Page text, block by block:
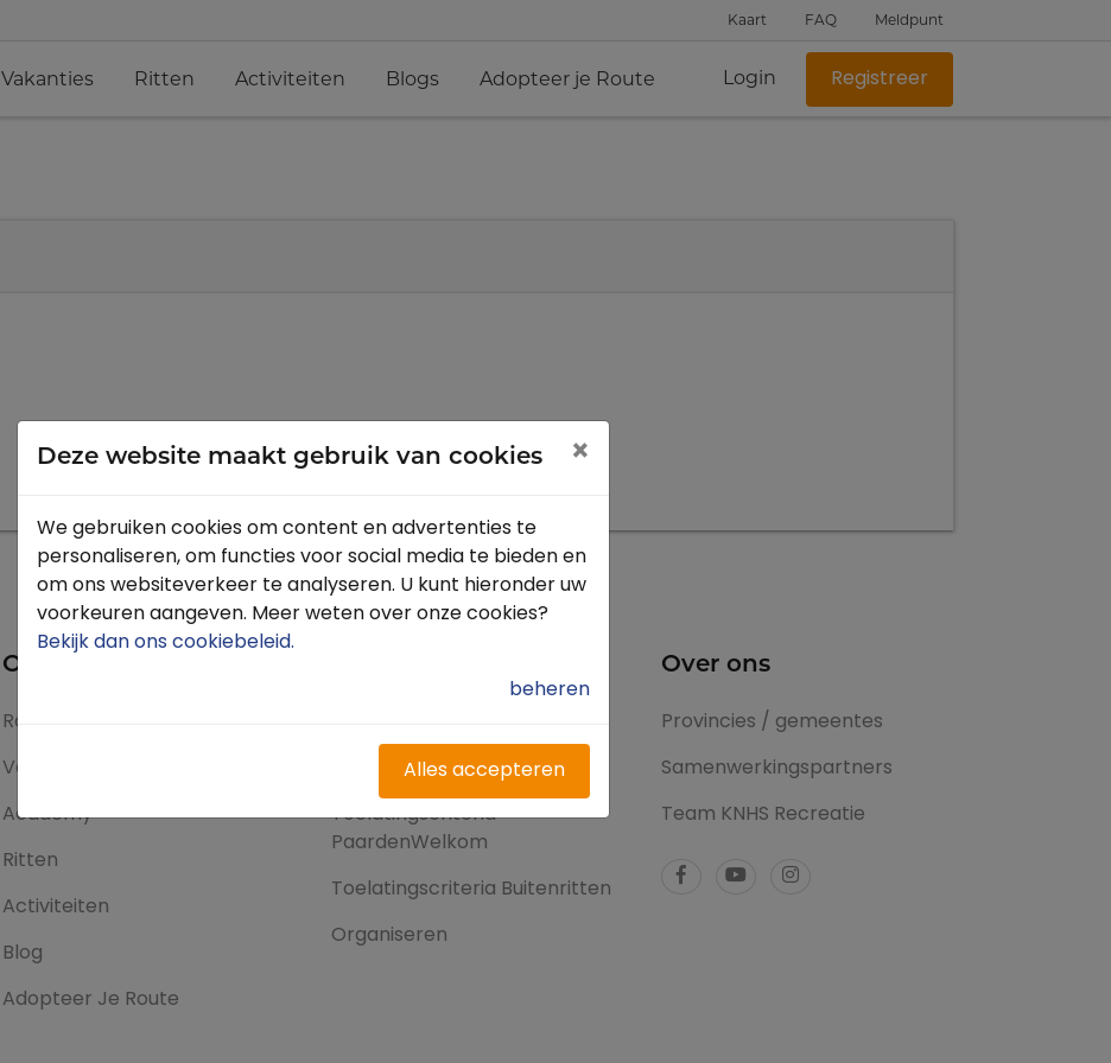
Kaart FAQ Meldpunt
Vakanties Ritten Activiteiten Blogs Adopteer je Route Login Registreer
Ontdek meer
Routes
Vakanties
Academy
Ritten
Activiteiten
Blog
Adopteer Je Route
Buitenrit aanmelden
Toelatingscriteria
PaardenWelkom
Toelatingscriteria Buitenritten
Organiseren
Over ons
Provincies / gemeentes
Samenwerkingspartners
Team KNHS Recreatie
Deze website maakt gebruik van cookies ×
We gebruiken cookies om content en advertenties te
personaliseren, om functies voor social media te bieden en
om ons websiteverkeer te analyseren. U kunt hieronder uw
voorkeuren aangeven. Meer weten over onze cookies?
Bekijk dan ons cookiebeleid.
beheren
Alles accepteren